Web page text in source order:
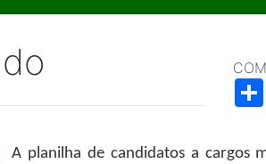
A planilha de candidatos a cargos